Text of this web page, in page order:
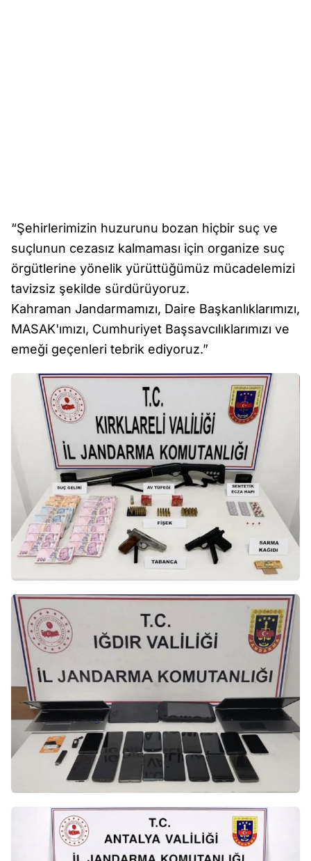
“Şehirlerimizin huzurunu bozan hiçbir suç ve
suçlunun cezasız kalmaması için organize suç
örgütlerine yönelik yürüttüğümüz mücadelemizi
tavizsiz şekilde sürdürüyoruz.
Kahraman Jandarmamızı, Daire Başkanlıklarımızı,
MASAK'ımızı, Cumhuriyet Başsavcılıklarımızı ve
emeği geçenleri tebrik ediyoruz.”